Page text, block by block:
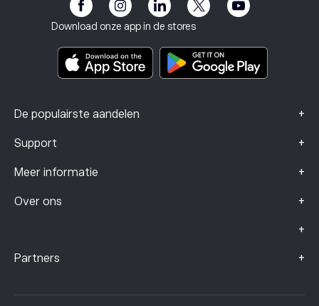
Download onze app in de stores
De populairste aandelen +
Support +
Meer informatie +
Over ons +
Impressum
+
Algemene voorwaarden
Documenten met belangrijke informatie
Klachtengegevens (FCA-klanten)
Partners +
Beleggingsverzekering